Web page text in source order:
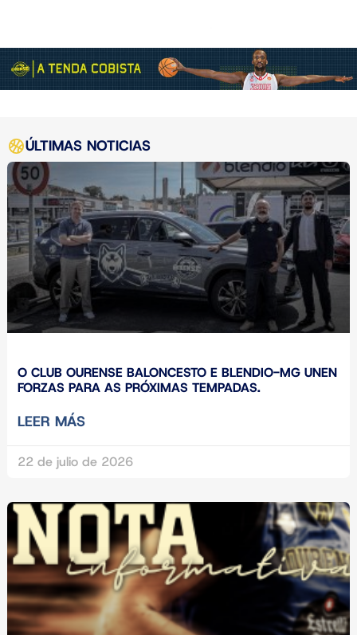
ÚLTIMAS NOTICIAS
O CLUB OURENSE BALONCESTO E BLENDIO-MG UNEN
FORZAS PARA AS PRÓXIMAS TEMPADAS.
LEER MÁS
22 de julio de 2026